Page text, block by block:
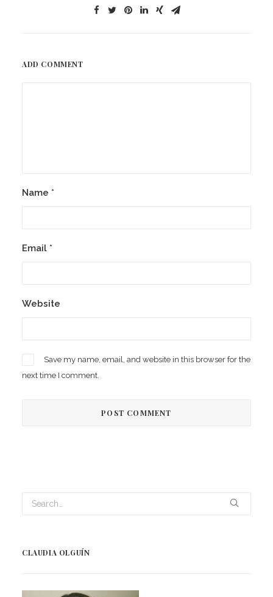
ADD COMMENT
Name *
Email *
Website
Save my name, email, and website in this browser for the
next time I comment.
CLAUDIA OLGUÍN